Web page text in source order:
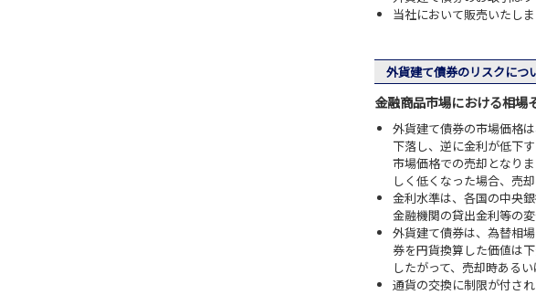
当社において販売いたし
外貨建て債券のリスクにつ
金融商品市場における相場
外貨建て債券の市場価格
下落し、逆に金利が低下
市場価格での売却となり
しく低くなった場合、売
金利水準は、各国の中央
金融機関の貸出金利等の
外貨建て債券は、為替相
券を円貨換算した価値は
したがって、売却時ある
通貨の交換に制限が付さ